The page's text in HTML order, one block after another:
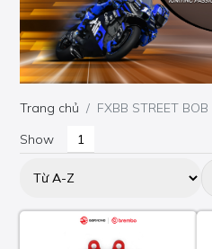
Trang chủ
FXBB STREET
Show